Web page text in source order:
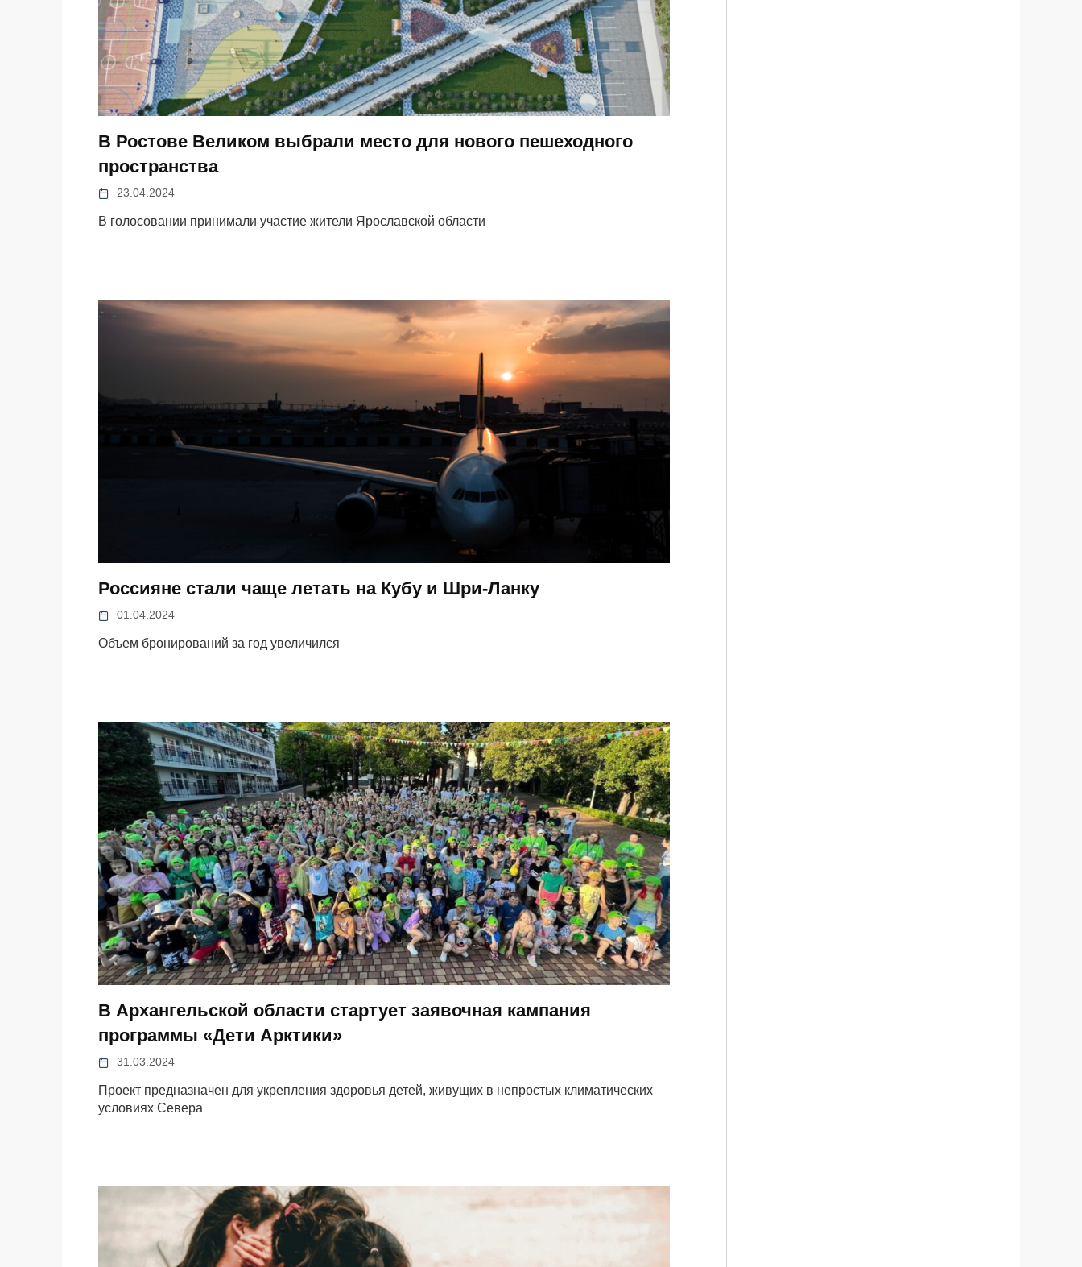
В Ростове Великом выбрали место для нового пешеходного
пространства
23.04.2024
В голосовании принимали участие жители Ярославской области
Россияне стали чаще летать на Кубу и Шри-Ланку
01.04.2024
Объем бронирований за год увеличился
В Архангельской области стартует заявочная кампания
программы «Дети Арктики»
31.03.2024
Проект предназначен для укрепления здоровья детей, живущих в непростых климатических
условиях Севера